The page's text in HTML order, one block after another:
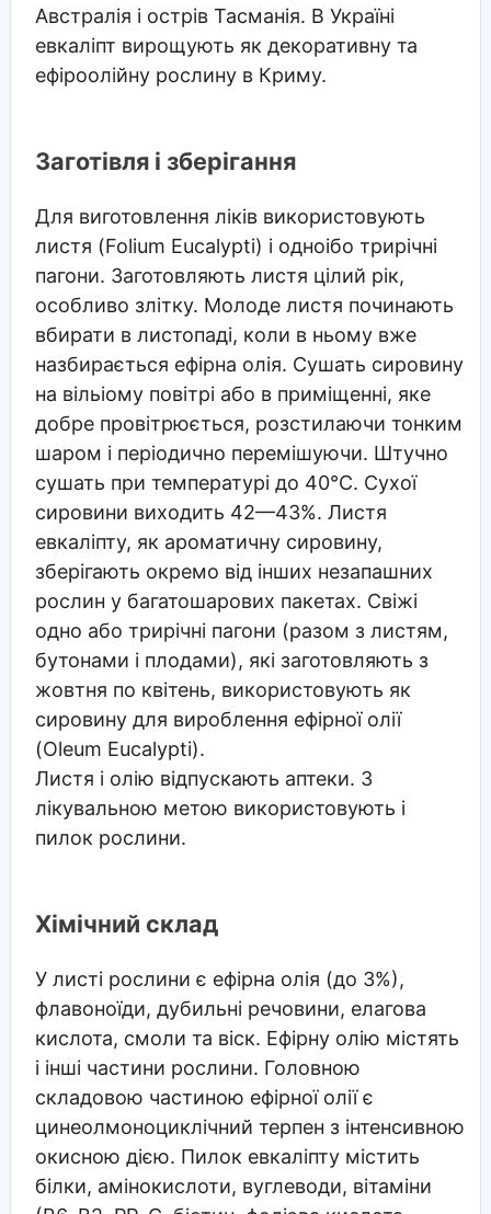
Австралія і острів Тасманія. В Україні
евкаліпт вирощують як декоративну та
ефіроолійну рослину в Криму.
Заготівля і зберігання
Для виготовлення ліків використовують
листя (Folium Eucalypti) і одноібо трирічні
пагони. Заготовляють листя цілий рік,
особливо злітку. Молоде листя починають
вбирати в листопаді, коли в ньому вже
назбирається ефірна олія. Сушать сировину
на вільіому повітрі або в приміщенні, яке
добре провітрюється, розстилаючи тонким
шаром і періодично перемішуючи. Штучно
сушать при температурі до 40°С. Сухої
сировини виходить 42—43%. Листя
евкаліпту, як ароматичну сировину,
зберігають окремо від інших незапашних
рослин у багатошарових пакетах. Свіжі
одно або трирічні пагони (разом з листям,
бутонами і плодами), які заготовляють з
жовтня по квітень, використовують як
сировину для вироблення ефірної олії
(Oleum Eucalypti).
Листя і олію відпускають аптеки. З
лікувальною метою використовують і
пилок рослини.
Хімічний склад
У листі рослини є ефірна олія (до 3%),
флавоноїди, дубильні речовини, елагова
кислота, смоли та віск. Ефірну олію містять
і інші частини рослини. Головною
складовою частиною ефірної олії є
цинеолмоноциклічний терпен з інтенсивною
окисною дією. Пилок евкаліпту містить
білки, амінокислоти, вуглеводи, вітаміни